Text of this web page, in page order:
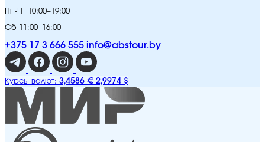
Пн-Пт 10:00–19:00
Сб 11:00–16:00
+375 17 3 666 555 info@abstour.by
Курсы валют: 3,4586 € 2,9974 $